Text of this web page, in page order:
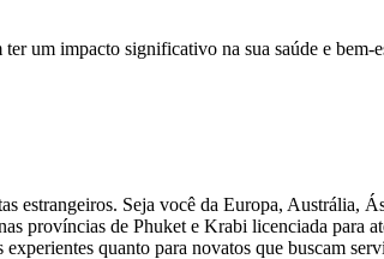
um impacto significativo na sua saúde e bem-
Seja você da Europa, Austrália,
províncias de Phuket e Krabi licenciada para
quanto para novatos que buscam